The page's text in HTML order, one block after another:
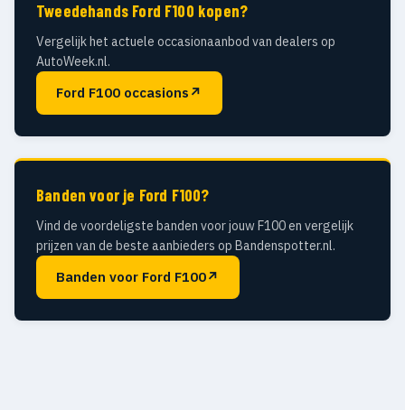
Tweedehands Ford F100 kopen?
Vergelijk het actuele occasionaanbod van dealers op
AutoWeek.nl.
Ford F100 occasions ↗
Banden voor je Ford F100?
Vind de voordeligste banden voor jouw F100 en vergelijk
prijzen van de beste aanbieders op Bandenspotter.nl.
Banden voor Ford F100↗